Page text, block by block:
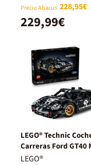
Precio Abacus 228,95€
229,99€
LEGO® Technic
Carreras Ford GT40
1966 42223
LEGO®